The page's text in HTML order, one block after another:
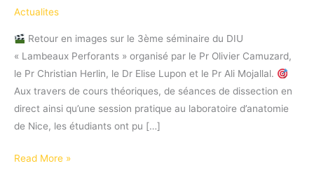
Actualites
Retour en images sur le 3ème séminaire du DIU
« Lambeaux Perforants » organisé par le Pr Olivier Camuzard,
le Pr Christian Herlin, le Dr Elise Lupon et le Pr Ali Mojallal.
Aux travers de cours théoriques, de séances de dissection en
direct ainsi qu’une session pratique au laboratoire d’anatomie
de Nice, les étudiants ont pu […]
Retour
Read More »